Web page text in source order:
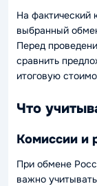
На фактический
выбранный
Перед
сравнить
итоговую
Что
Комиссии и
При обмене
важно